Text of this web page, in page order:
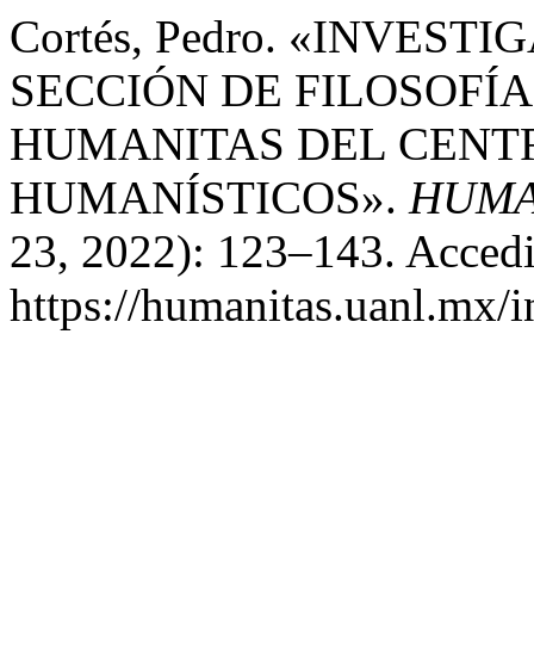
Cortés, Pedro.
SECCIÓN DE
HUMANITAS DEL
HUMANÍSTICOS».
23, 2022): 123–143.
https://